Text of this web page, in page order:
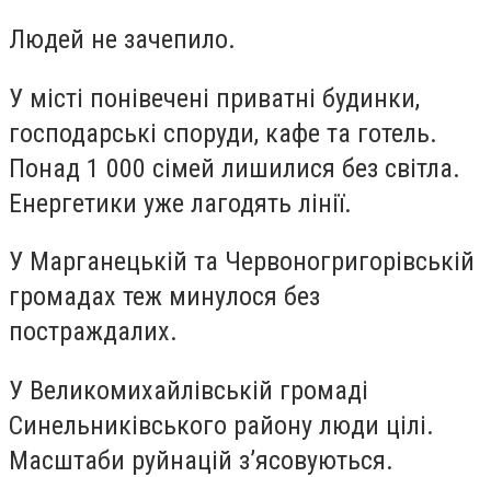
Людей не зачепило.
У місті понівечені приватні будинки,
господарські споруди, кафе та готель.
Понад 1 000 сімей лишилися без світла.
Енергетики уже лагодять лінії.
У Марганецькій та Червоногригорівській
громадах теж минулося без
постраждалих.
У Великомихайлівській громаді
Синельниківського району люди цілі.
Масштаби руйнацій з’ясовуються.